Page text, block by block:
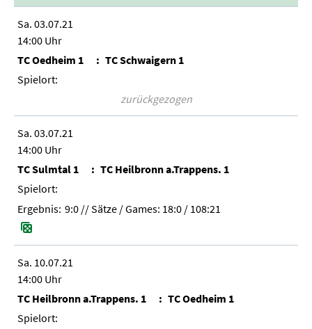
Sa. 03.07.21
14:00 Uhr
TC Oedheim 1
TC Schwaigern 1
zurückgezogen
Sa. 03.07.21
14:00 Uhr
TC Sulmtal 1
TC Heilbronn a.Trappens. 1
9:0 // Sätze / Games: 18:0 / 108:21
Sa. 10.07.21
14:00 Uhr
TC Heilbronn a.Trappens. 1
TC Oedheim 1